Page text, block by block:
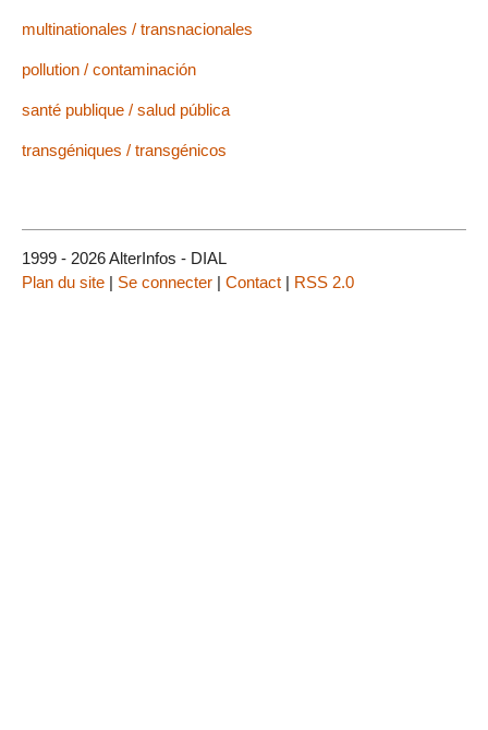
multinationales / transnacionales
pollution / contaminación
santé publique / salud pública
transgéniques / transgénicos
1999 - 2026 AlterInfos - DIAL
Plan du site | Se connecter | Contact | RSS 2.0